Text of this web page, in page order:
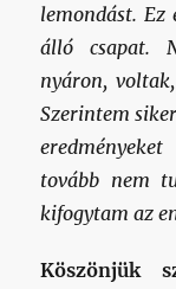
lemondást. Ez
álló csapat.
nyáron,
Szerintem
tovább nem
kifogytam az
Köszönjük